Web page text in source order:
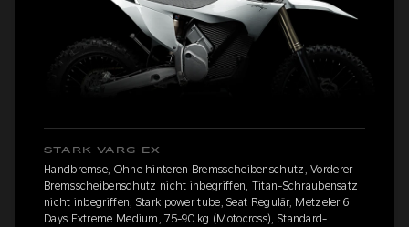
STARK VARG EX
Handbremse, Ohne hinteren Bremsscheibenschutz, Vorderer
Bremsscheibenschutz nicht inbegriffen, Titan-Schraubensatz
nicht inbegriffen, Stark power tube, Seat Regulär, Metzeler 6
Days Extreme Medium, 75-90 kg (Motocross), Standard-